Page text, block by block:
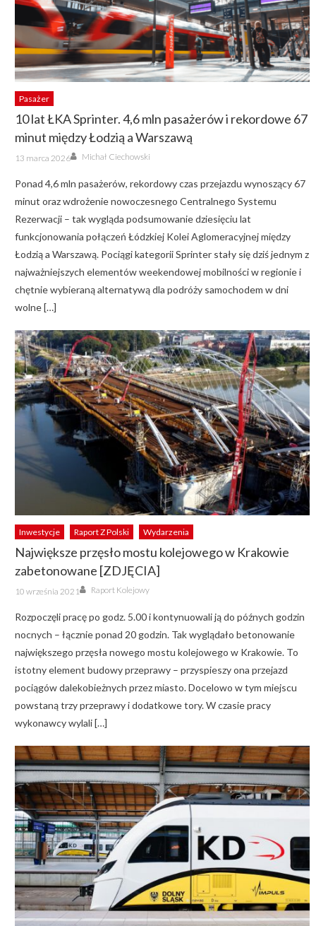
Pasażer
10 lat ŁKA Sprinter. 4,6 mln pasażerów i rekordowe 67
minut między Łodzią a Warszawą
Posted
on
13 marca 2026 Author
Michał Ciechowski
Ponad 4,6 mln pasażerów, rekordowy czas przejazdu wynoszący 67
minut oraz wdrożenie nowoczesnego Centralnego Systemu
Rezerwacji – tak wygląda podsumowanie dziesięciu lat
funkcjonowania połączeń Łódzkiej Kolei Aglomeracyjnej między
Łodzią a Warszawą. Pociągi kategorii Sprinter stały się dziś jednym z
najważniejszych elementów weekendowej mobilności w regionie i
chętnie wybieraną alternatywą dla podróży samochodem w dni
wolne […]
Inwestycje Raport Z Polski Wydarzenia
Największe przęsło mostu kolejowego w Krakowie
zabetonowane [ZDJĘCIA]
Posted
on
10 września 2021 Author
Raport Kolejowy
Rozpoczęli pracę po godz. 5.00 i kontynuowali ją do późnych godzin
nocnych – łącznie ponad 20 godzin. Tak wyglądało betonowanie
największego przęsła nowego mostu kolejowego w Krakowie. To
istotny element budowy przeprawy – przyspieszy ona przejazd
pociągów dalekobieżnych przez miasto. Docelowo w tym miejscu
powstaną trzy przeprawy i dodatkowe tory. W czasie pracy
wykonawcy wylali […]